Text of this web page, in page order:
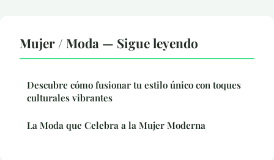
Mujer / Moda — Sigue leyendo
Descubre cómo fusionar tu estilo único con toques
culturales vibrantes
La Moda que Celebra a la Mujer Moderna